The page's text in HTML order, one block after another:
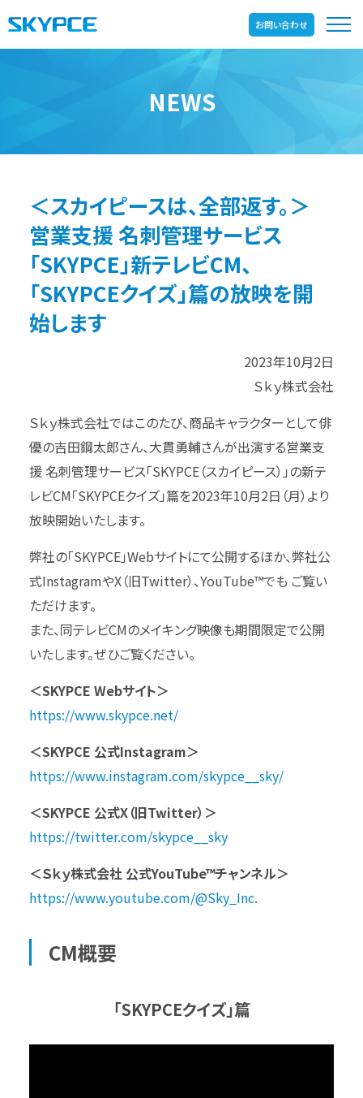
お問い合わせ
NEWS
＜スカイピースは、全部返す。＞
営業支援 名刺管理サービス
「SKYPCE」新テレビCM、
「SKYPCEクイズ」篇の放映を開
始します
2023年10月2日
Ｓｋｙ株式会社
Ｓｋｙ株式会社ではこのたび、商品キャラクターとして俳
優の吉田鋼太郎さん、大貫勇輔さんが出演する営業支
援 名刺管理サービス「SKYPCE（スカイピース）」の新テ
レビCM「SKYPCEクイズ」篇を2023年10月2日（月）より
放映開始いたします。
弊社の「SKYPCE」Webサイトにて公開するほか、弊社公
式InstagramやX（旧Twitter）、YouTube™でも ご覧い
ただけます。
また、同テレビCMのメイキング映像も期間限定で公開
いたします。ぜひご覧ください。
＜SKYPCE Webサイト＞
https://www.skypce.net/
＜SKYPCE 公式Instagram＞
https://www.instagram.com/skypce__sky/
＜SKYPCE 公式X（旧Twitter）＞
https://twitter.com/skypce__sky
＜Ｓｋｙ株式会社 公式YouTube™チャンネル＞
https://www.youtube.com/@Sky_Inc.
CM概要
「SKYPCEクイズ」篇